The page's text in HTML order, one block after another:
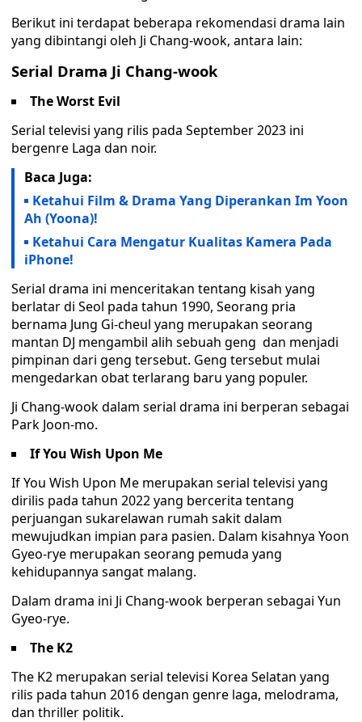
Berikut ini terdapat beberapa rekomendasi drama lain
yang dibintangi oleh Ji Chang-wook, antara lain:
Serial Drama Ji Chang-wook
The Worst Evil
Serial televisi yang rilis pada September 2023 ini
bergenre Laga dan noir.
Baca Juga:
Ketahui Film & Drama Yang Diperankan Im Yoon
Ah (Yoona)!
Ketahui Cara Mengatur Kualitas Kamera Pada
iPhone!
Serial drama ini menceritakan tentang kisah yang
berlatar di Seol pada tahun 1990, Seorang pria
bernama Jung Gi-cheul yang merupakan seorang
mantan DJ mengambil alih sebuah geng dan menjadi
pimpinan dari geng tersebut. Geng tersebut mulai
mengedarkan obat terlarang baru yang populer.
Ji Chang-wook dalam serial drama ini berperan sebagai
Park Joon-mo.
If You Wish Upon Me
If You Wish Upon Me merupakan serial televisi yang
dirilis pada tahun 2022 yang bercerita tentang
perjuangan sukarelawan rumah sakit dalam
mewujudkan impian para pasien. Dalam kisahnya Yoon
Gyeo-rye merupakan seorang pemuda yang
kehidupannya sangat malang.
Dalam drama ini Ji Chang-wook berperan sebagai Yun
Gyeo-rye.
The K2
The K2 merupakan serial televisi Korea Selatan yang
rilis pada tahun 2016 dengan genre laga, melodrama,
dan thriller politik.